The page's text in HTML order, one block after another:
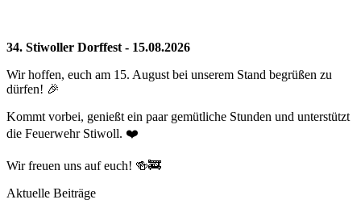
34. Stiwoller Dorffest - 15.08.2026
Wir hoffen, euch am 15. August bei unserem Stand begrüßen zu
dürfen! 🎉
Kommt vorbei, genießt ein paar gemütliche Stunden und unterstützt
die Feuerwehr Stiwoll. ❤️
Wir freuen uns auf euch! 🍻🚒
Aktuelle Beiträge